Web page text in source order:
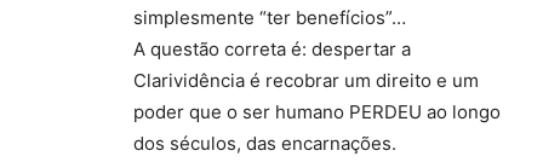
simplesmente “ter benefícios”…
A questão correta é: despertar a
Clarividência é recobrar um direito e um
poder que o ser humano PERDEU ao longo
dos séculos, das encarnações.